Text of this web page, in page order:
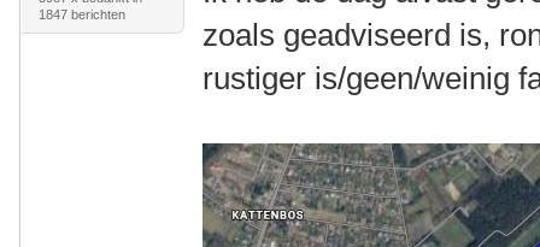
1847 berichten
zoals geadviseerd is,
rustiger is/geen/weinig